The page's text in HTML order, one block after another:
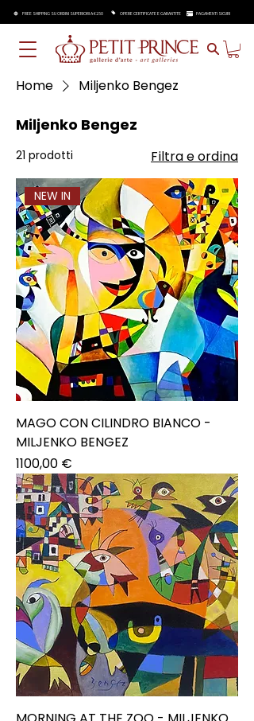
FREE SHIPPING SU ORDINI SUPERIORI A €250 OPERE CERTIFICATE E GARANTITE PAGAMENTI SICURI
Home Miljenko Bengez
Miljenko Bengez
21 prodotti Filtra e ordina
NEW IN
MAGO CON CILINDRO BIANCO -
MILJENKO BENGEZ
Prezzo
1100,00 €